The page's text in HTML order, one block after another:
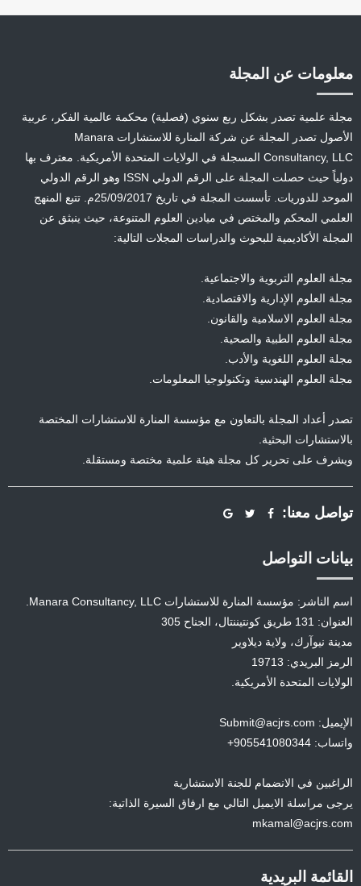
معلومات عن المجلة
مجلة علمية تصدر بشكل ربع سنوي (فصلية) محكمة عالمية الفكر، عربية
الأصول تصدر المجلة عن شركة المنارة للاستشارات Manara
Consultancy, LLC المسجلة في الولايات المتحدة الأمريكية. معترف بها
دولياً حيث حصلت المجلة على الرقم الدولي ISSN وهو الرقم الدولي
الموحد للدوريات. تأسست المجلة في تاريخ 25/09/2017م. تتبع المنهج
العلمي المحكم والمختص في ميادين العلوم المتنوعة، حيث ينبثق عن
المجلة الأكاديمية للبحوث والدراسات المجلات التالية:
مجلة العلوم التربوية والاجتماعية.
مجلة العلوم الإدارية والاقتصادية.
مجلة العلوم الاسلامية والقانون.
مجلة العلوم الطبية والصحية.
مجلة العلوم اللغوية والأدب.
مجلة العلوم الهندسية وتكنولوجيا المعلومات.
تصدر أعداد المجلة بالتعاون مع مؤسسة المنارة للاستشارات المختصة
بالاستشارات البحثية.
ويشرف على تحرير كل مجلة هيئة علمية مختصة ومستقلة.
تواصل معنا:
بيانات التواصل
اسم الناشر: مؤسسة المنارة للاستشارات Manara Consultancy, LLC.
العنوان: 131 طريق كونتيننتال، الجناح 305
مدينة نيوآرك، ولاية ديلاوير
الرمز البريدي: 19713
الولايات المتحدة الأمريكية.
الإيميل: Submit@acjrs.com
واتساب: 905541080344+
الراغبين في الانضمام للجنة الاستشارية
يرجى مراسلة الايميل التالي مع ارفاق السيرة الذاتية:
mkamal@acjrs.com
القائمة البريدية